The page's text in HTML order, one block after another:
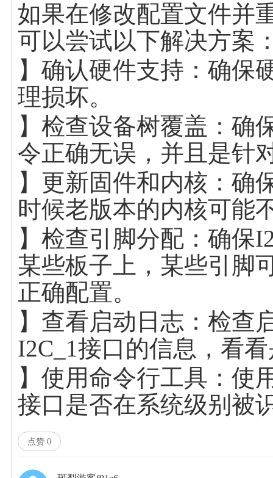
如果在修改配置文件并
可以尝试以下解决方案
】确认硬件支持：确保
理损坏。
】检查设备树覆盖：确
令正确无误，并且是针
】更新固件和内核：确
时候老版本的内核可能
】检查引脚分配：确保
某些板子上，某些引脚
正确配置。
】查看启动日志：检查
I2C_1接口的信息，看
】使用命令行工具：使
接口是否在系统级别被
点赞 0